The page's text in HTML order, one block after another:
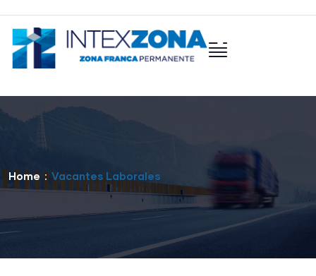
Home Vacantes Laborales